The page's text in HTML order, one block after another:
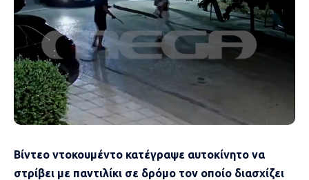
Βίντεο ντοκουμέντο κατέγραψε αυτοκίνητο να
στρίβει με παντιλίκι σε δρόμο τον οποίο διασχίζει